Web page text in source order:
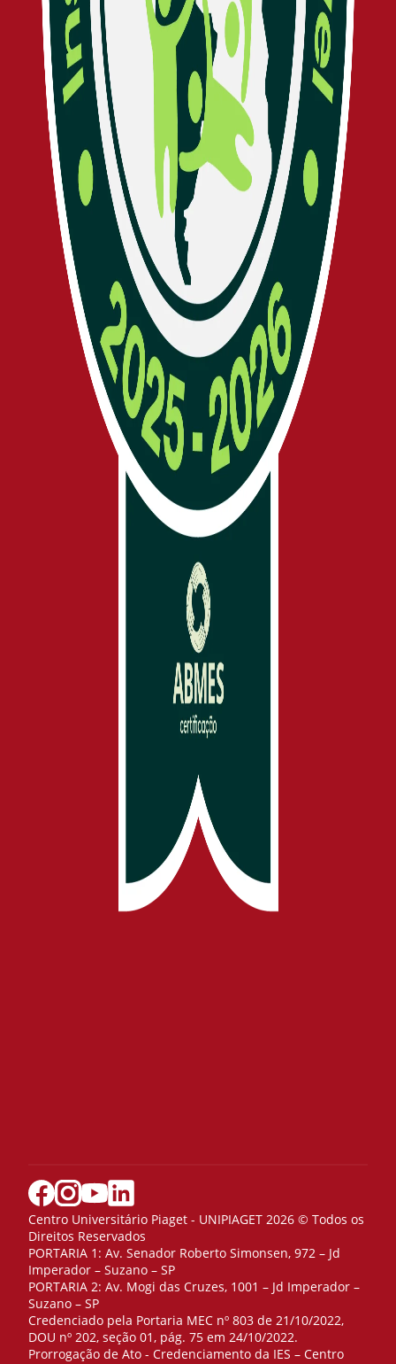
Centro Universitário Piaget - UNIPIAGET 2026 © Todos os
Direitos Reservados
PORTARIA 1: Av. Senador Roberto Simonsen, 972 – Jd
Imperador – Suzano – SP
PORTARIA 2: Av. Mogi das Cruzes, 1001 – Jd Imperador –
Suzano – SP
Credenciado pela Portaria MEC nº 803 de 21/10/2022,
DOU nº 202, seção 01, pág. 75 em 24/10/2022.
Prorrogação de Ato - Credenciamento da IES – Centro